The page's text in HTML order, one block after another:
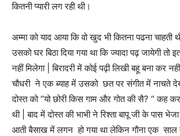
कितनी प्यारी लग रही थी।
अम्मा को याद आया कि वो खुद भी कितना पढना चाहती
उसको घर बिठा दिया गया था कि ज्यादा पढ़ जायेगी तो
नहीं मिलेगा | बिरादरी में कोई पढ़ी लिखी बहू बना कर
चौधरी ने एक ब्याह में उसको छत पर संगीत में नाचते
दोस्त को “यो छोरी किस गाम और गोत की सै? “ कह
थी | बाद में दोस्त की भाभी ने रिश्ता बापू जी के पास
आती बैसाख में लगन हो गया था लेकिन गौना एक साल